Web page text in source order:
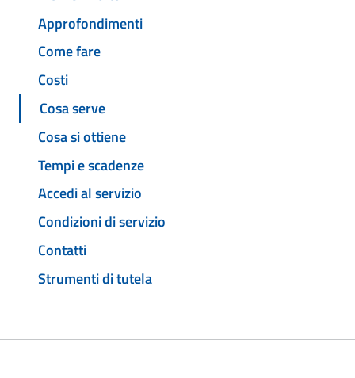
Approfondimenti
Come fare
Costi
Cosa serve
Cosa si ottiene
Tempi e scadenze
Accedi al servizio
Condizioni di servizio
Contatti
Strumenti di tutela